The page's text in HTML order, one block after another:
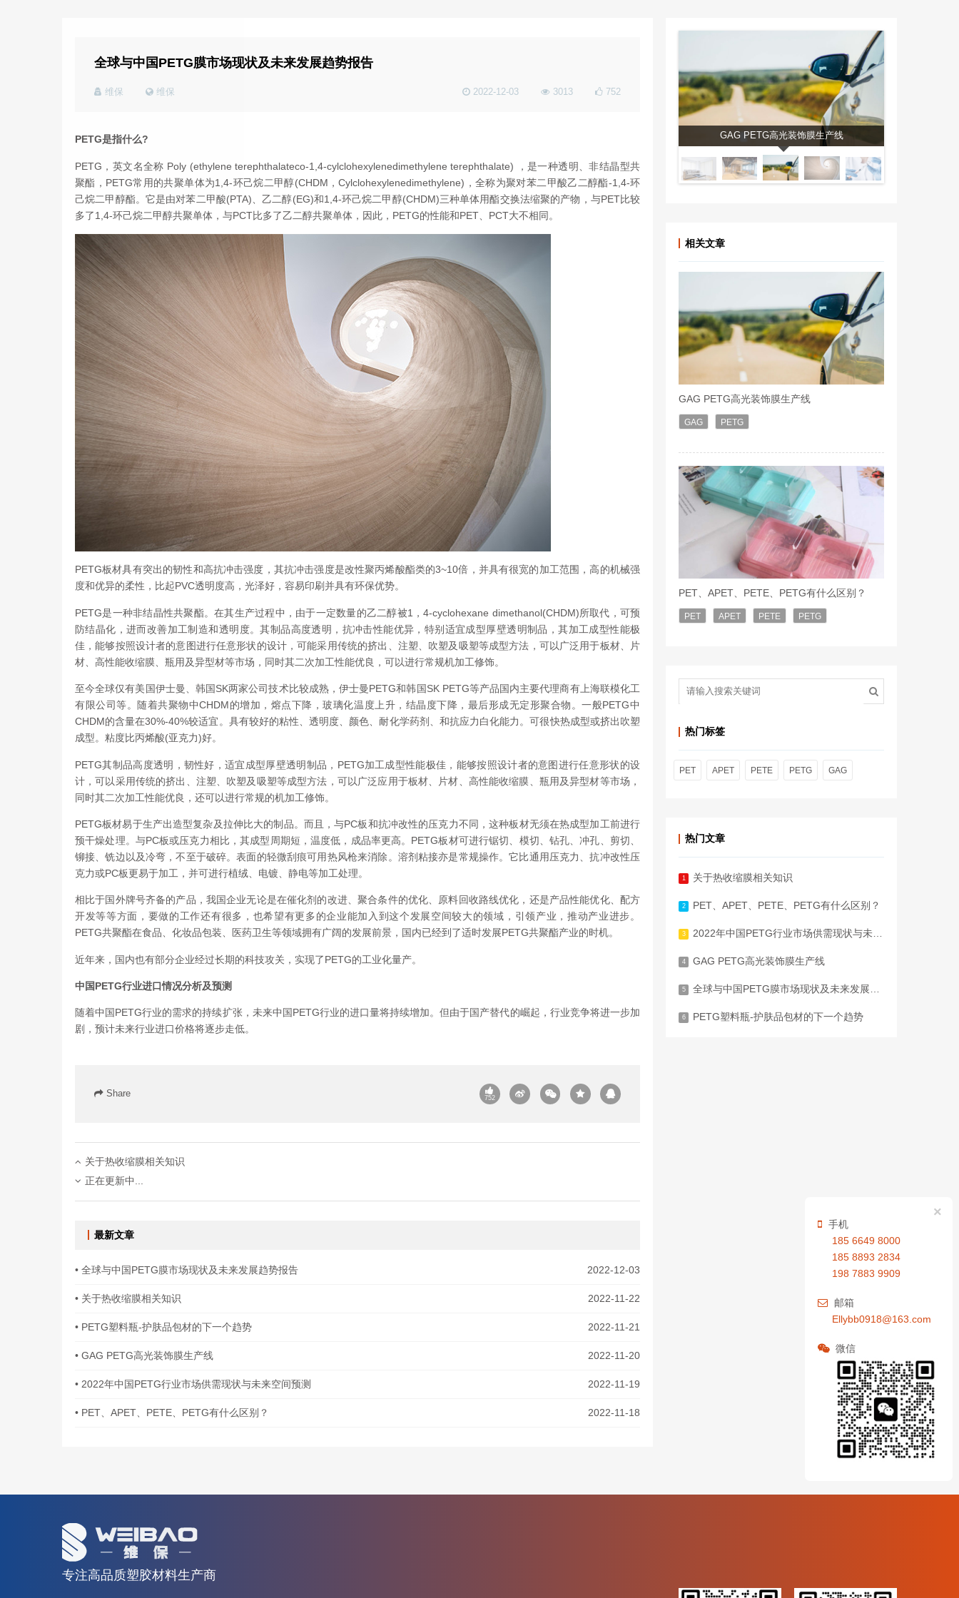
全球与中国PETG膜市场现状及未来发展趋势报告
维保 维保 2022-12-03 3013 752
PETG是指什么?
PETG ，英文名全称 Poly (ethylene terephthalateco-1,4-cylclohexylenedimethylene terephthalate) ，是一种透明、非结晶型共
聚酯， PETG常用的共聚单体为1,4-环己烷二甲醇(CHDM，Cylclohexylenedimethylene)，全称为聚对苯二甲酸乙二醇酯-1,4-环
己烷二甲醇酯。它是由对苯二甲酸(PTA)、乙二醇(EG)和1,4-环己烷二甲醇(CHDM)三种单体用酯交换法缩聚的产物，与PET比较
多了1,4-环己烷二甲醇共聚单体，与PCT比多了乙二醇共聚单体，因此，PETG的性能和PET、PCT大不相同。
PETG板材具有突出的韧性和高抗冲击强度，其抗冲击强度是改性聚丙烯酸酯类的3~10倍，并具有很宽的加工范围，高的机械强
度和优异的柔性，比起PVC透明度高，光泽好，容易印刷并具有环保优势。
PETG是一种非结晶性共聚酯。在其生产过程中，由于一定数量的乙二醇被1，4-cyclohexane dimethanol(CHDM)所取代，可预
防结晶化，进而改善加工制造和透明度。其制品高度透明，抗冲击性能优异，特别适宜成型厚壁透明制品，其加工成型性能极
佳，能够按照设计者的意图进行任意形状的设计，可能采用传统的挤出、注塑、吹塑及吸塑等成型方法，可以广泛用于板材、片
材、高性能收缩膜、瓶用及异型材等市场，同时其二次加工性能优良，可以进行常规机加工修饰。
至今全球仅有美国伊士曼、韩国SK两家公司技术比较成熟，伊士曼PETG和韩国SK PETG等产品国内主要代理商有上海联模化工
有限公司等。随着共聚物中CHDM的增加，熔点下降，玻璃化温度上升，结晶度下降，最后形成无定形聚合物。一般PETG中
CHDM的含量在30%-40%较适宜。具有较好的粘性、透明度、颜色、耐化学药剂、和抗应力白化能力。可很快热成型或挤出吹塑
成型。粘度比丙烯酸(亚克力)好。
PETG其制品高度透明，韧性好，适宜成型厚壁透明制品，PETG加工成型性能极佳，能够按照设计者的意图进行任意形状的设
计，可以采用传统的挤出、注塑、吹塑及吸塑等成型方法，可以广泛应用于板材、片材、高性能收缩膜、瓶用及异型材等市场，
同时其二次加工性能优良，还可以进行常规的机加工修饰。
PETG板材易于生产出造型复杂及拉伸比大的制品。而且，与PC板和抗冲改性的压克力不同，这种板材无须在热成型加工前进行
预干燥处理。与PC板或压克力相比，其成型周期短，温度低，成品率更高。PETG板材可进行锯切、模切、钻孔、冲孔、剪切、
铆接、铣边以及冷弯，不至于破碎。表面的轻微刮痕可用热风枪来消除。溶剂粘接亦是常规操作。它比通用压克力、抗冲改性压
克力或PC板更易于加工，并可进行植绒、电镀、静电等加工处理。
相比于国外牌号齐备的产品，我国企业无论是在催化剂的改进、聚合条件的优化、原料回收路线优化，还是产品性能优化、配方
开发等等方面，要做的工作还有很多，也希望有更多的企业能加入到这个发展空间较大的领域，引领产业，推动产业进步。
PETG共聚酯在食品、化妆品包装、医药卫生等领域拥有广阔的发展前景，国内已经到了适时发展PETG共聚酯产业的时机。
近年来，国内也有部分企业经过长期的科技攻关，实现了PETG的工业化量产。
中国PETG行业进口情况分析及预测
随着中国PETG行业的需求的持续扩张，未来中国PETG行业的进口量将持续增加。但由于国产替代的崛起，行业竞争将进一步加
剧，预计未来行业进口价格将逐步走低。
Share 752
关于热收缩膜相关知识
正在更新中...
最新文章
2022-12-03
• 全球与中国PETG膜市场现状及未来发展趋势报告
2022-11-22
• 关于热收缩膜相关知识
2022-11-21
• PETG塑料瓶-护肤品包材的下一个趋势
2022-11-20
• GAG PETG高光装饰膜生产线
2022-11-19
• 2022年中国PETG行业市场供需现状与未来空间预测
2022-11-18
• PET、APET、PETE、PETG有什么区别？
PETG塑料瓶-护肤品包材的下一个趋势 GAG PETG高光装饰膜生产线
相关文章
GAG PETG高光装饰膜生产线
GAG PETG
PET、APET、PETE、PETG有什么区别？
PET APET PETE PETG
热门标签
PET APET PETE PETG GAG
热门文章
1 关于热收缩膜相关知识
2 PET、APET、PETE、PETG有什么区别？
3 2022年中国PETG行业市场供需现状与未来空间预测
4 GAG PETG高光装饰膜生产线
5 全球与中国PETG膜市场现状及未来发展趋势报告
6 PETG塑料瓶-护肤品包材的下一个趋势
专注高品质塑胶材料生产商
×
手机
185 6649 8000
185 8893 2834
198 7883 9909
邮箱
Ellybb0918@163.com
微信